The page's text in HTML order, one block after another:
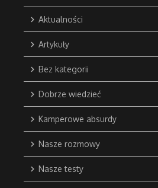
Aktualności
Artykuły
Bez kategorii
Dobrze wiedzieć
Kamperowe absurdy
Nasze rozmowy
Nasze testy